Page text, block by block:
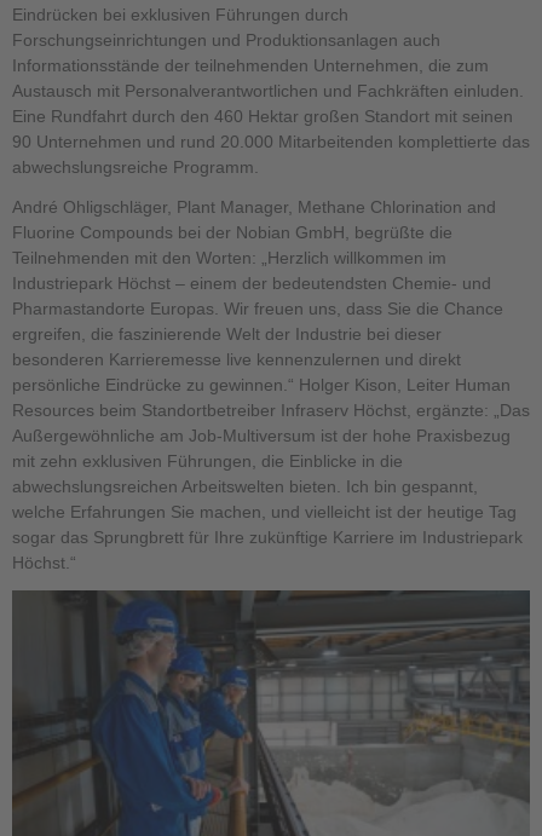
Eindrücken bei exklusiven Führungen durch
Forschungseinrichtungen und Produktionsanlagen auch
Informationsstände der teilnehmenden Unternehmen, die zum
Austausch mit Personalverantwortlichen und Fachkräften einluden.
Eine Rundfahrt durch den 460 Hektar großen Standort mit seinen
90 Unternehmen und rund 20.000 Mitarbeitenden komplettierte das
abwechslungsreiche Programm.
André Ohligschläger, Plant Manager, Methane Chlorination and
Fluorine Compounds bei der Nobian GmbH, begrüßte die
Teilnehmenden mit den Worten: „Herzlich willkommen im
Industriepark Höchst – einem der bedeutendsten Chemie- und
Pharmastandorte Europas. Wir freuen uns, dass Sie die Chance
ergreifen, die faszinierende Welt der Industrie bei dieser
besonderen Karrieremesse live kennenzulernen und direkt
persönliche Eindrücke zu gewinnen.“ Holger Kison, Leiter Human
Resources beim Standortbetreiber Infraserv Höchst, ergänzte: „Das
Außergewöhnliche am Job-Multiversum ist der hohe Praxisbezug
mit zehn exklusiven Führungen, die Einblicke in die
abwechslungsreichen Arbeitswelten bieten. Ich bin gespannt,
welche Erfahrungen Sie machen, und vielleicht ist der heutige Tag
sogar das Sprungbrett für Ihre zukünftige Karriere im Industriepark
Höchst.“